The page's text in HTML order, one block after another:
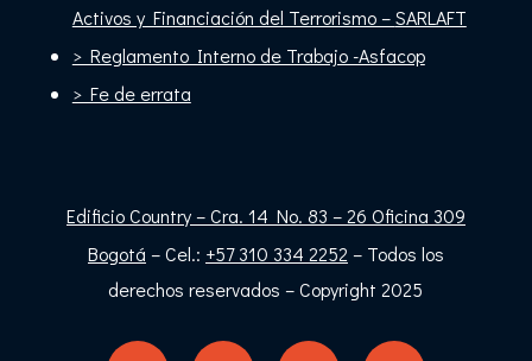
Activos y Financiación del Terrorismo –SARLAFT
> Reglamento Interno de Trabajo -Asfacop
> Fe de errata
Edificio Country – Cra. 14 No. 83 – 26 Oficina 309
Bogotá – Cel.: +57 310 334 2252 – Todos los
derechos reservados – Copyright 2025